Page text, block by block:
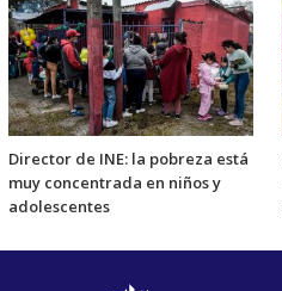
Director de INE: la pobreza está
muy concentrada en niños y
adolescentes